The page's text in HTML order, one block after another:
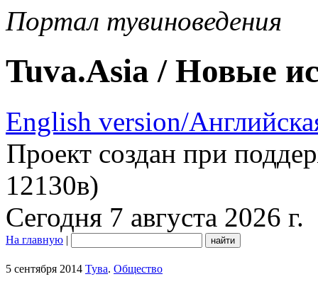
Портал тувиноведения
Tuva.Asia / Новые
English version/
Проект создан при
12130в)
Сегодня 7 августа 2026 г.
На главную |
5 сентября 2014 Тува. Общество